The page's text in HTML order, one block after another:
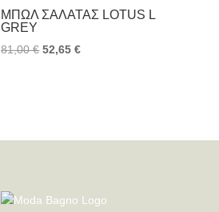
ΜΠΩΛ ΣΑΛΆΤΑΣ LOTUS L
GREY
81,00€ 52,65€